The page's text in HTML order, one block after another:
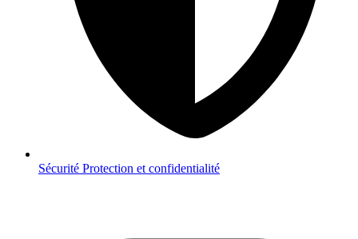
Sécurité Protection et confidentialité